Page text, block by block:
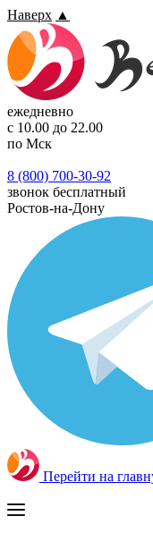
Наверх ▲
ежедневно
с 10.00 до 22.00
по Мск
8 (800) 700-30-92
звонок бесплатный
Ростов-на-Дону
Перейти на